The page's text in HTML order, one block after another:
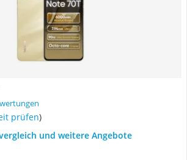
prüfen)
und weitere Angebote